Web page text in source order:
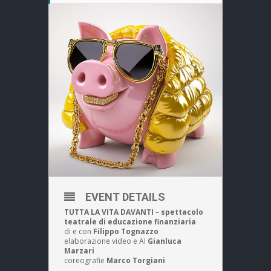
EVENT DETAILS
TUTTA LA VITA DAVANTI – spettacolo
teatrale di educazione finanziaria
di e con Filippo Tognazzo
elaborazione video e AI Gianluca
Marzari
coreografie Marco Torgiani